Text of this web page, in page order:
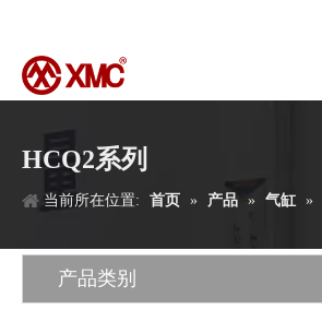
HCQ2系列
当前所在位置: 首页 » 产品 » 气缸 »
产品类别